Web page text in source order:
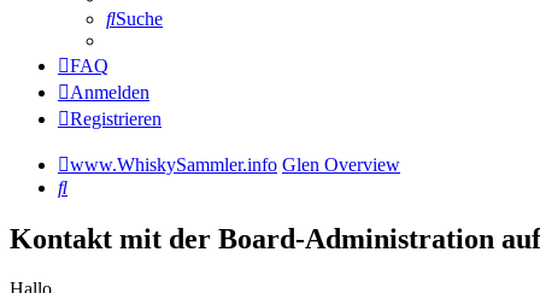
Suche
FAQ
Anmelden
Registrieren
www.WhiskySammler.info Glen Overview
Suche
Kontakt mit der Board-Administration